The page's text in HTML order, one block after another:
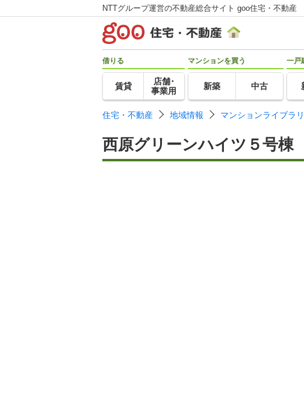
NTTグループ運営の不動産総合サイト goo住宅・不動産
借りる
賃貸
店舗･
事業用
マンションを買う
新築 中古
一戸
住宅・不動産 地域情報 マンションライブラ
西原グリーンハイツ５号棟